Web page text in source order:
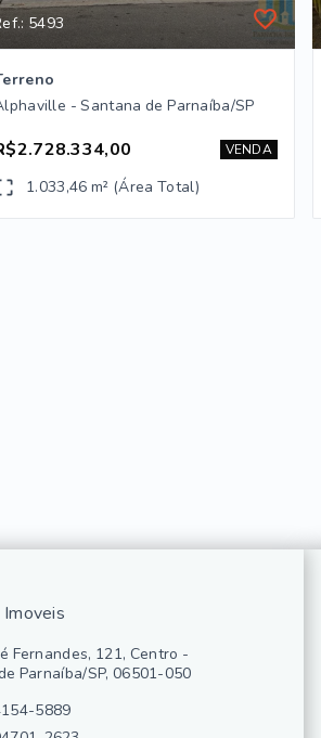
5493
- Santana de Parnaíba/SP
VENDA
1.033,46 m² (Área Total)
Imoveis
Fernandes, 121, Centro -
Parnaíba/SP, 06501-050
5889